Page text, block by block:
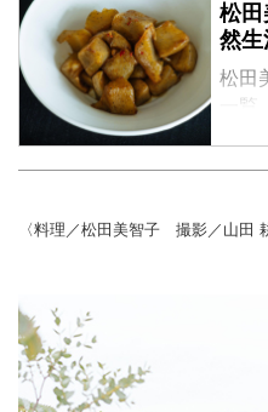
松田
然
松田
一覧
〈料理／松田美智子 撮影／山田